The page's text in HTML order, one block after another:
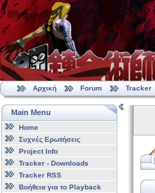
Αρχική Forum Tracker
Main Menu
Home
Συχνές Ερωτήσεις
Project Info
Tracker - Downloads
Tracker RSS
Βοήθεια για το Playback